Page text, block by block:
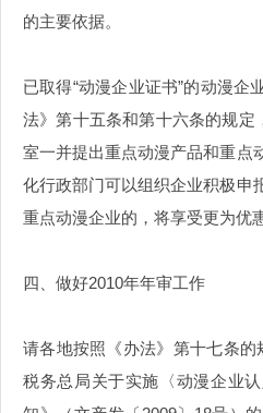
的主要依据。
已取得“动漫企业证书”的动漫企
法》第十五条和第十六条的规定
室一并提出重点动漫产品和重点
化行政部门可以组织企业积极申
重点动漫企业的，将享受更为优
四、做好2010年年审工作
请各地按照《办法》第十七条
税务总局关于实施〈动漫企业